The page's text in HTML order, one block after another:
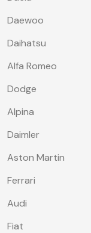
Daewoo
Daihatsu
Alfa Romeo
Dodge
Alpina
Daimler
Aston Martin
Ferrari
Audi
Fiat